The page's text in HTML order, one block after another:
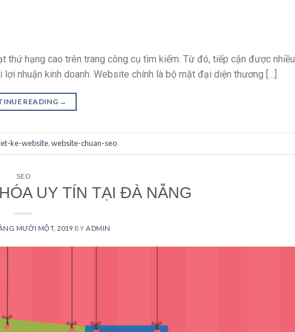
thứ hạng cao trên trang công cụ tìm kiếm. Từ đó, tiếp cận được nhiều
nhuận kinh doanh. Website chính là bộ mặt đại diện thương […]
READING →
ke-website,website-chuan-seo
SEO
UY TÍN TẠI ĐÀ NẴNG
MƯỜI MỘT, 2019 BY ADMIN